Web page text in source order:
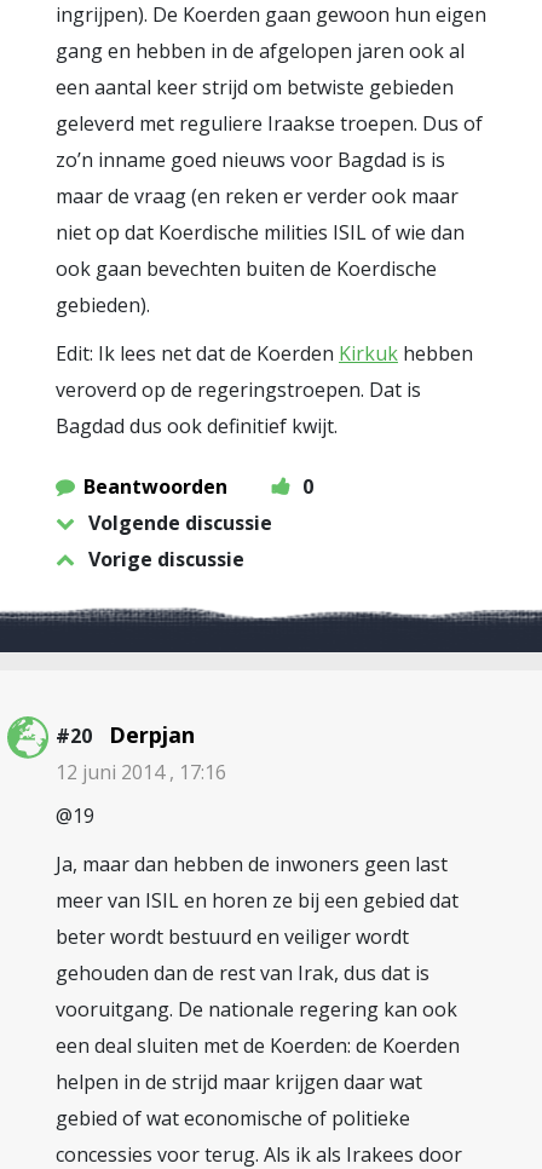
ingrijpen). De Koerden gaan gewoon hun eigen
gang en hebben in de afgelopen jaren ook al
een aantal keer strijd om betwiste gebieden
geleverd met reguliere Iraakse troepen. Dus of
zo’n inname goed nieuws voor Bagdad is is
maar de vraag (en reken er verder ook maar
niet op dat Koerdische milities ISIL of wie dan
ook gaan bevechten buiten de Koerdische
gebieden).
Edit: Ik lees net dat de Koerden Kirkuk hebben
veroverd op de regeringstroepen. Dat is
Bagdad dus ook definitief kwijt.
Beantwoorden
0
Volgende discussie
Vorige discussie
#20 Derpjan
12 juni 2014 , 17:16
@19
Ja, maar dan hebben de inwoners geen last
meer van ISIL en horen ze bij een gebied dat
beter wordt bestuurd en veiliger wordt
gehouden dan de rest van Irak, dus dat is
vooruitgang. De nationale regering kan ook
een deal sluiten met de Koerden: de Koerden
helpen in de strijd maar krijgen daar wat
gebied of wat economische of politieke
concessies voor terug. Als ik als Irakees door